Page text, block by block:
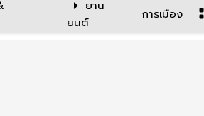
ยาน
ยนต์
การเมือง